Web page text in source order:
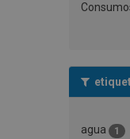
agua 1